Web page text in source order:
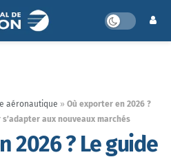
aéronautique » Où exporter en 2026 ?
aux nouveaux marchés
2026 ? Le guide